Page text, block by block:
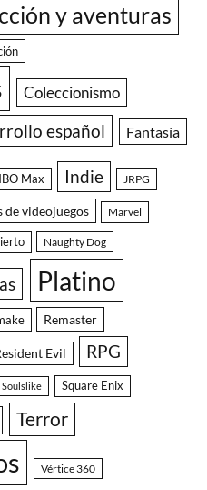
y aventuras
Coleccionismo
español Fantasía
Max Indie JRPG
de videojuegos Marvel
Naughty Dog
Platino
Remaster
Evil RPG
Soulslike Square Enix
Terror
Vértice 360